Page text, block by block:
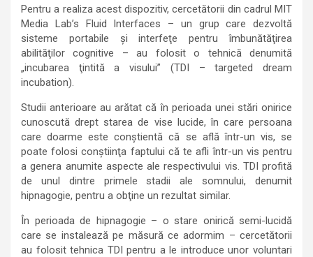
Pentru a realiza acest dispozitiv, cercetătorii din cadrul MIT
Media Lab’s Fluid Interfaces – un grup care dezvoltă
sisteme portabile şi interfeţe pentru îmbunătăţirea
abilităţilor cognitive – au folosit o tehnică denumită
„incubarea ţintită a visului” (TDI – targeted dream
incubation).
Studii anterioare au arătat că în perioada unei stări onirice
cunoscută drept starea de vise lucide, în care persoana
care doarme este conştientă că se află într-un vis, se
poate folosi conştiinţa faptului că te afli într-un vis pentru
a genera anumite aspecte ale respectivului vis. TDI profită
de unul dintre primele stadii ale somnului, denumit
hipnagogie, pentru a obţine un rezultat similar.
În perioada de hipnagogie – o stare onirică semi-lucidă
care se instalează pe măsură ce adormim – cercetătorii
au folosit tehnica TDI pentru a le introduce unor voluntari